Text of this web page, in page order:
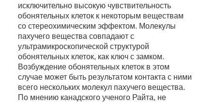
исключительно высокую чувствительность
обонятельных клеток к некоторым веществам
со стереохимическим эффектом. Молекулы
пахучего вещества совпадают с
ультрамикроскопической структурой
обонятельных клеток, как ключ с замком.
Возбуждение обонятельных клеток в этом
случае может быть результатом контакта с ними
всего нескольких молекул пахучего вещества.
По мнению канадского ученого Райта, не